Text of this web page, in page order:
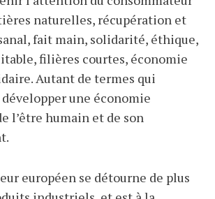
naturelles, récupération et
fait main, solidarité, éthique,
filières courtes, économie
Autant de termes qui
une économie
l’être humain et de son
européen se détourne de plus